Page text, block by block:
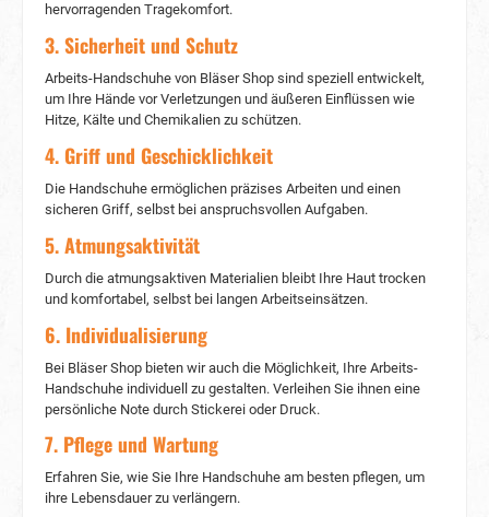
hervorragenden Tragekomfort.
3. Sicherheit und Schutz
Arbeits-Handschuhe von Bläser Shop sind speziell entwickelt,
um Ihre Hände vor Verletzungen und äußeren Einflüssen wie
Hitze, Kälte und Chemikalien zu schützen.
4. Griff und Geschicklichkeit
Die Handschuhe ermöglichen präzises Arbeiten und einen
sicheren Griff, selbst bei anspruchsvollen Aufgaben.
5. Atmungsaktivität
Durch die atmungsaktiven Materialien bleibt Ihre Haut trocken
und komfortabel, selbst bei langen Arbeitseinsätzen.
6. Individualisierung
Bei Bläser Shop bieten wir auch die Möglichkeit, Ihre Arbeits-
Handschuhe individuell zu gestalten. Verleihen Sie ihnen eine
persönliche Note durch Stickerei oder Druck.
7. Pflege und Wartung
Erfahren Sie, wie Sie Ihre Handschuhe am besten pflegen, um
ihre Lebensdauer zu verlängern.